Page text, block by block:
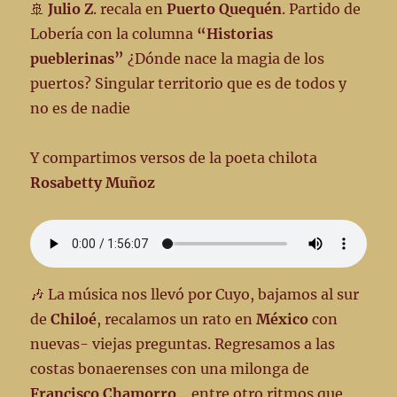
🚢Julio Z. recala enPuerto Quequén. Partido de
Lobería con la columna “Historias
pueblerinas” ¿Dónde nace la magia de los
puertos? Singular territorio que es de todos y
no es de nadie
Y compartimos versos de la poeta chilota
Rosabetty Muñoz
🎶 La música nos llevó por Cuyo, bajamos al sur
deChiloé, recalamos un rato enMéxico con
nuevas- viejas preguntas. Regresamos a las
costas bonaerenses con una milonga de